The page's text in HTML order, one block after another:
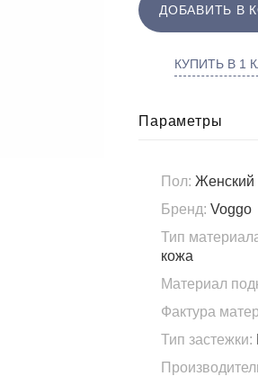
ДОБАВИТЬ В
КУПИТЬ В 1
Параметры
Пол: Женский
Бренд: Voggo
Тип
кожа
Материал
Фактура
Тип застежки: